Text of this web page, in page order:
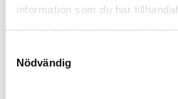
information som du har
Nödvändig
Recensioner